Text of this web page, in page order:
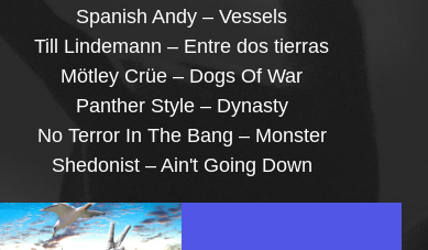
Spanish Andy – Vessels
Till Lindemann – Entre dos tierras
Mötley Crüe – Dogs Of War
Panther Style – Dynasty
No Terror In The Bang – Monster
Shedonist – Ain't Going Down